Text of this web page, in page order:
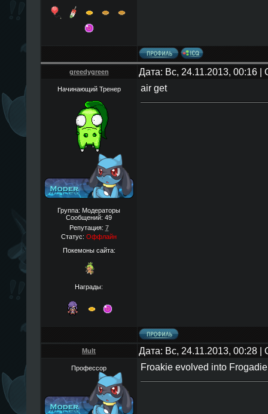
greedygreen Дата: Вс, 24.11.2013, 00:16
Начинающий Тренер
Группа: Модераторы
Сообщений: 49
Репутация: 7
Статус: Оффлайн
Покемоны сайта:
Награды:
air get
Mult Дата: Вс, 24.11.2013, 00:28
Профессор Froakie evolved into